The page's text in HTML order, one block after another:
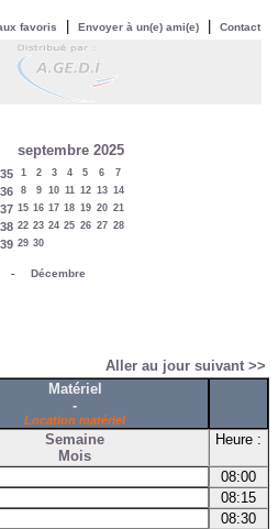
favoris Envoyer à un(e) ami(e) Contact
septembre 2025
1 2 3 4 5 6 7
8 9 10 11 12 13 14
15 16 17 18 19 20 21
22 23 24 25 26 27 28
29 30
- Décembre
Aller au jour suivant >>
Matériel
-
Location matériel
Semaine
Mois
Heure :
08:00
08:15
08:30